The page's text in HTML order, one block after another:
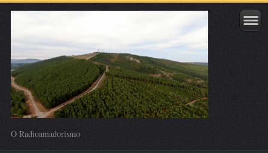
O Radioamadorismo